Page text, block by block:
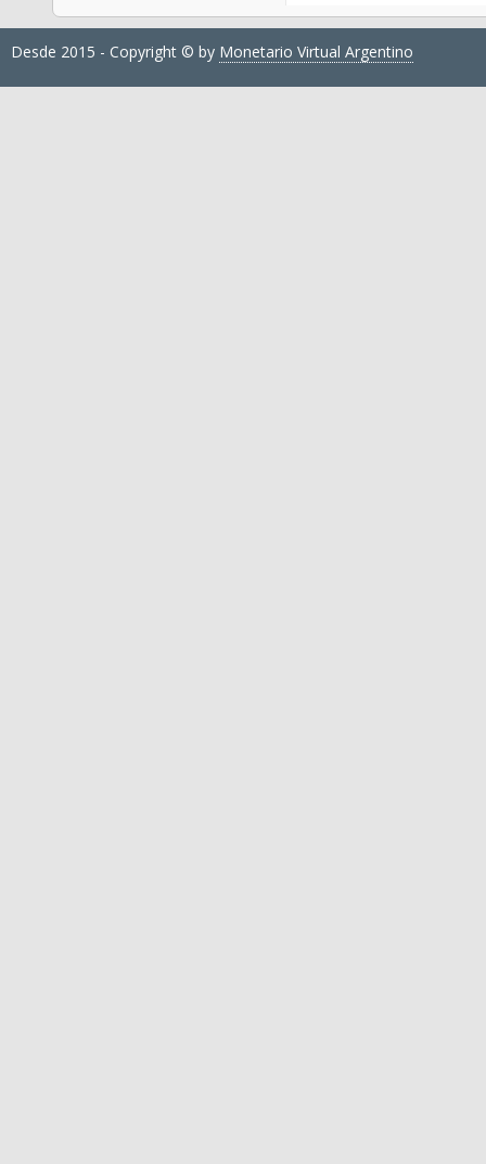
Desde 2015 - Copyright © by Monetario Virtual Argentino